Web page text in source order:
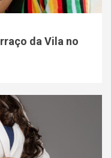
da Vila no